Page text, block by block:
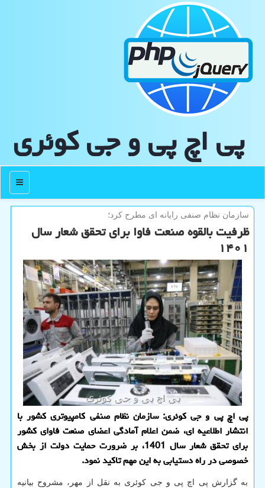
پی اچ پی و جی كوئری
منو
سازمان نظام صنفی رایانه ای مطرح كرد؛
ظرفیت بالقوه صنعت فاوا برای تحقق شعار سال
۱۴۰۱
پی اچ پی و جی کوئری: سازمان نظام صنفی کامپیوتری کشور با
انتشار اطلاعیه ای، ضمن اعلام آمادگی اعضای صنعت فاوای کشور
برای تحقق شعار سال 1401، بر ضرورت حمایت دولت از بخش
خصوصی در راه دستیابی به این مهم تاکید نمود.
به گزارش پی اچ پی و جی کوئری به نقل از مهر، مشروح بیانیه